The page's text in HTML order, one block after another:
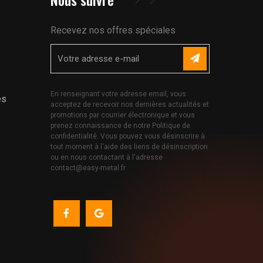
Recevez nos offres spéciales
En renseignant votre adresse email, vous
acceptez de recevoir nos dernières actualités et
promotions par courrier électronique et vous
prenez connaissance de notre Politique de
confidentialité. Vous pouvez vous désinscrire à
tout moment à l'aide des liens de désinscription
ou en nous contactant à l'adresse
contact@easy-metal.fr